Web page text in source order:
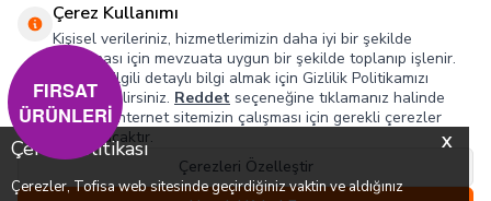
X
Çerez Politikası
Çerezler, Tofisa web sitesinde geçirdiğiniz vaktin ve aldığınız
0
Hızlı Erişim
Sosyal
Adres & İletişim
Çerez Kullanımı
Kişisel verileriniz, hizmetlerimizin daha iyi bir şekilde
sunulması için mevzuata uygun bir şekilde toplanıp işlenir.
Konuyla ilgili detaylı bilgi almak için Gizlilik Politikamızı
inceleyebilirsiniz. Reddet seçeneğine tıklamanız halinde
yalnızca internet sitemizin çalışması için gerekli çerezler
kullanılacaktır.
Çerezleri Özelleştir
FIRSAT
ÜRÜNLERİ